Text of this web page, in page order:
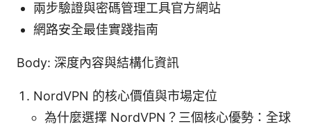
兩步驗證與密碼管理工具官方網站
網路安全最佳實踐指南
Body: 深度內容與結構化資訊
NordVPN 的核心價值與市場定位
為什麼選擇 NordVPN？三個核心優勢：全球